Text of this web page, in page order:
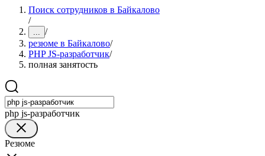
Поиск сотрудников в Байкалово
/
... /
резюме в Байкалово/
PHP JS-разработчик/
полная занятость
php js-разработчик
Резюме